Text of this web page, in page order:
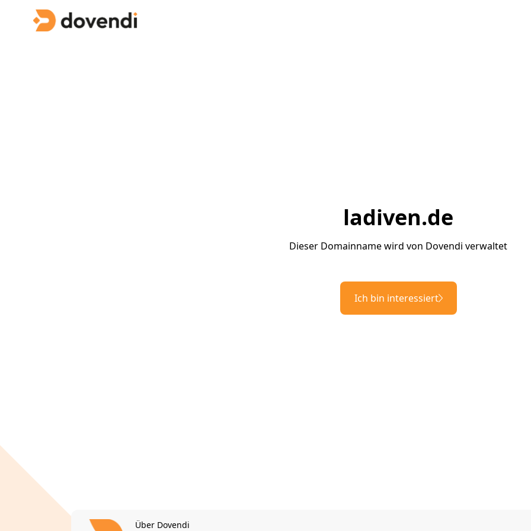
ladiven.de
Dieser Domainname wird von Dovendi verwaltet
Ich bin interessiert
Über Dovendi